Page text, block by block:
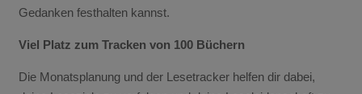
Gedanken festhalten kannst.
Viel Platz zum Tracken von 100 Büchern
Die Monatsplanung und der Lesetracker helfen dir dabei,